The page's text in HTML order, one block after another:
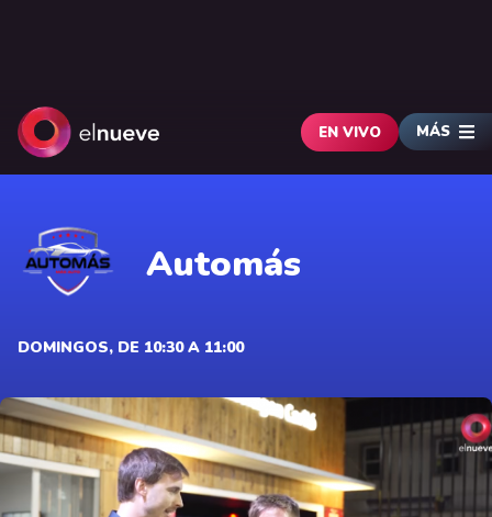
EN VIVO MÁS
Automás
DOMINGOS, DE 10:30 A 11:00